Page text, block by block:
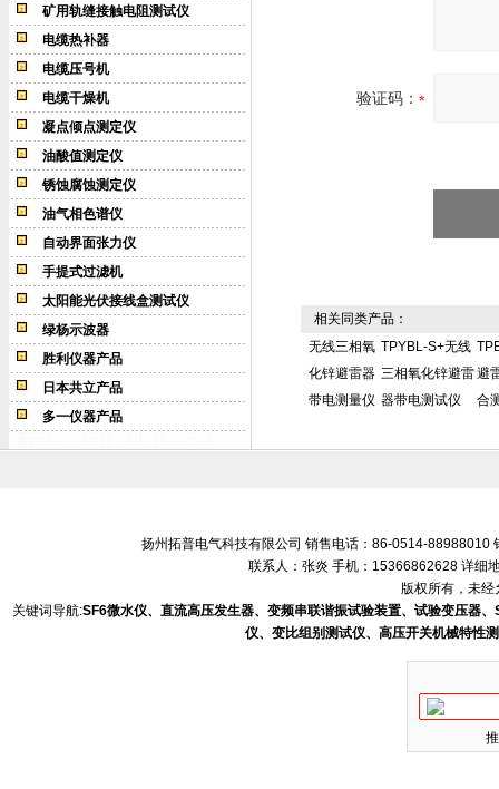
矿用轨缝接触电阻测试仪
电缆热补器
电缆压号机
电缆干燥机
凝点倾点测定仪
油酸值测定仪
锈蚀腐蚀测定仪
油气相色谱仪
自动界面张力仪
手提式过滤机
太阳能光伏接线盒测试仪
绿杨示波器
胜利仪器产品
日本共立产品
多一仪器产品
验证码：
相关同类产品：
无线三相氧
化锌避雷器
带电测量仪
TPYBL-S+无线
三相氧化锌避雷
器带电测试仪
避
合
扬州拓普电气科技有限公司 销售电话：86-0514-88988010
联系人：张炎 手机：15366862628 详细
版权所有，未
关键词导航:SF6微水仪、直流高压发生器、变频串联谐振试验装置、试验变压器
仪、变比组别测试仪、高压开关机械特性